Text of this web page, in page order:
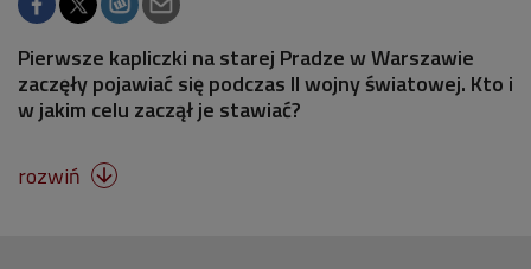
Pierwsze kapliczki na starej Pradze w Warszawie
zaczęły pojawiać się podczas II wojny światowej. Kto i
w jakim celu zaczął je stawiać?
rozwiń 